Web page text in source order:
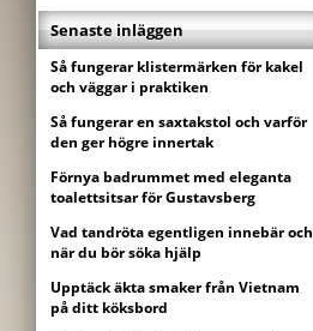
Senaste inläggen
Så fungerar klistermärken för kakel
och väggar i praktiken
Så fungerar en saxtakstol och varför
den ger högre innertak
Förnya badrummet med eleganta
toalettsitsar för Gustavsberg
Vad tandröta egentligen innebär och
när du bör söka hjälp
Upptäck äkta smaker från Vietnam
på ditt köksbord